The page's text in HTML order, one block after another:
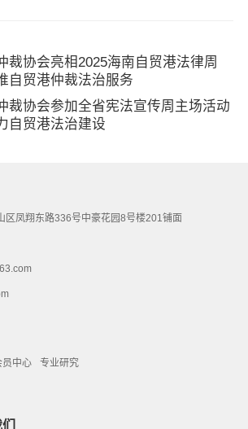
裁协会亮相2025海南自贸港法律周
自贸港仲裁法治服务
裁协会参加全省宪法宣传周主场活动
自贸港法治建设
区凤翔东路336号中豪花园8号楼201铺面
员中心 专业研究